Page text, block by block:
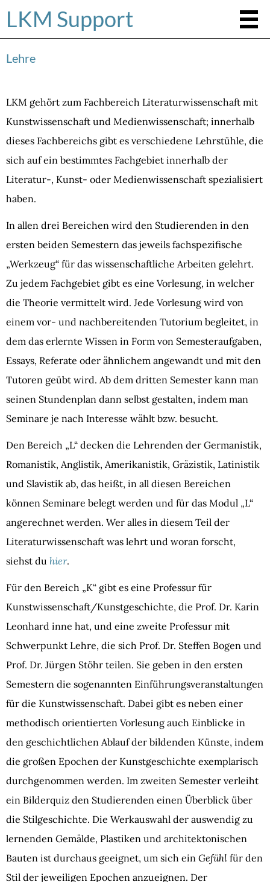
LKM Support
Lehre
LKM gehört zum Fachbereich Literaturwissenschaft mit
Kunstwissenschaft und Medienwissenschaft; innerhalb
dieses Fachbereichs gibt es verschiedene Lehrstühle, die
sich auf ein bestimmtes Fachgebiet innerhalb der
Literatur-, Kunst- oder Medienwissenschaft spezialisiert
haben.
In allen drei Bereichen wird den Studierenden in den
ersten beiden Semestern das jeweils fachspezifische
„Werkzeug“ für das wissenschaftliche Arbeiten gelehrt.
Zu jedem Fachgebiet gibt es eine Vorlesung, in welcher
die Theorie vermittelt wird. Jede Vorlesung wird von
einem vor- und nachbereitenden Tutorium begleitet, in
dem das erlernte Wissen in Form von Semesteraufgaben,
Essays, Referate oder ähnlichem angewandt und mit den
Tutoren geübt wird. Ab dem dritten Semester kann man
seinen Stundenplan dann selbst gestalten, indem man
Seminare je nach Interesse wählt bzw. besucht.
Den Bereich „L“ decken die Lehrenden der Germanistik,
Romanistik, Anglistik, Amerikanistik, Gräzistik, Latinistik
und Slavistik ab, das heißt, in all diesen Bereichen
können Seminare belegt werden und für das Modul „L“
angerechnet werden. Wer alles in diesem Teil der
Literaturwissenschaft was lehrt und woran forscht,
siehst du hier.
Für den Bereich „K“ gibt es eine Professur für
Kunstwissenschaft/Kunstgeschichte, die Prof. Dr. Karin
Leonhard inne hat, und eine zweite Professur mit
Schwerpunkt Lehre, die sich Prof. Dr. Steffen Bogen und
Prof. Dr. Jürgen Stöhr teilen. Sie geben in den ersten
Semestern die sogenannten Einführungsveranstaltungen
für die Kunstwissenschaft. Dabei gibt es neben einer
methodisch orientierten Vorlesung auch Einblicke in
den geschichtlichen Ablauf der bildenden Künste, indem
die großen Epochen der Kunstgeschichte exemplarisch
durchgenommen werden. Im zweiten Semester verleiht
ein Bilderquiz den Studierenden einen Überblick über
die Stilgeschichte. Die Werkauswahl der auswendig zu
lernenden Gemälde, Plastiken und architektonischen
Bauten ist durchaus geeignet, um sich ein Gefühl für den
Stil der jeweiligen Epochen anzueignen. Der